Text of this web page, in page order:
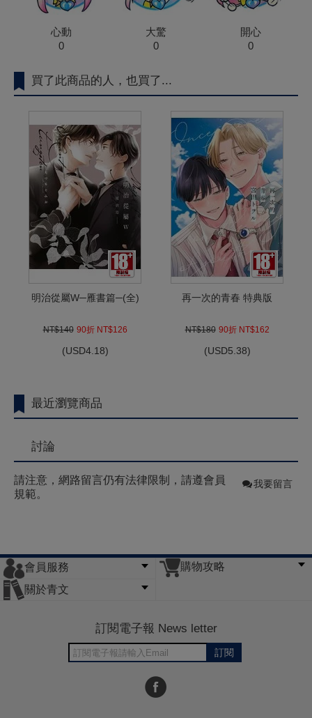
心動
0
大驚
0
開心
0
買了此商品的人，也買了...
明治從屬W─雁書篇─(全)
NT$140 90折 NT$126
(USD4.18)
再一次的青春 特典版
NT$180 90折 NT$162
(USD5.38)
最近瀏覽商品
討論
請注意，網路留言仍有法律限制，請遵會員
規範。
我要留言
會員服務
會員辦法
客服信箱
隱私條款
網站導覽
購物攻略
關於青文
訂閱電子報 News letter
訂閱